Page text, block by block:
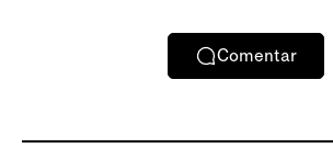
Comentar